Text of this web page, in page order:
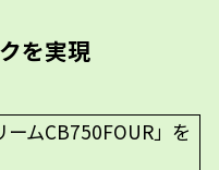
を実現